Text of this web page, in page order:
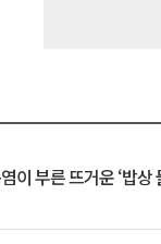
이 부른 뜨거운 ‘밥